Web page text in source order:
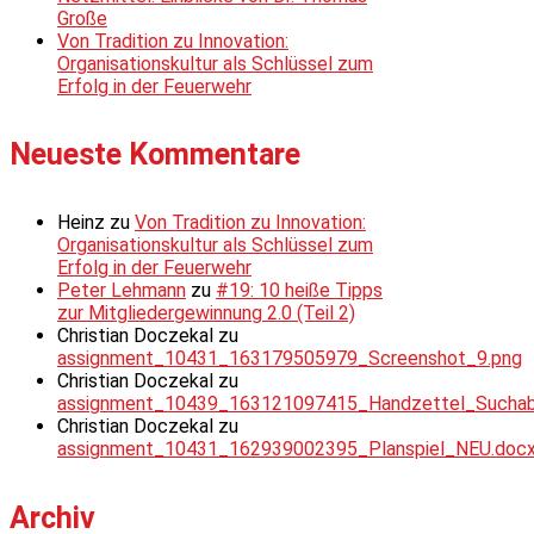
Große
Von Tradition zu Innovation:
Organisationskultur als Schlüssel zum
Erfolg in der Feuerwehr
Neueste Kommentare
Heinz zu Von Tradition zu Innovation:
Organisationskultur als Schlüssel zum
Erfolg in der Feuerwehr
Peter Lehmann zu #19: 10 heiße Tipps
zur Mitgliedergewinnung 2.0 (Teil 2)
Christian Doczekal zu
assignment_10431_163179505979_Screenshot_9.png
Christian Doczekal zu
Christian Doczekal zu
Archiv